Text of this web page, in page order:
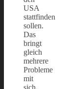
USA
stattfinden
sollen.
Das
bringt
gleich
mehrere
Probleme
mit
sich,